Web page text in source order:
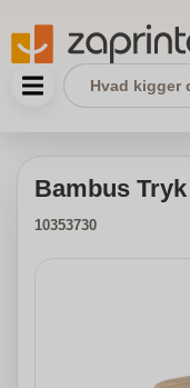
Bambus
10353730